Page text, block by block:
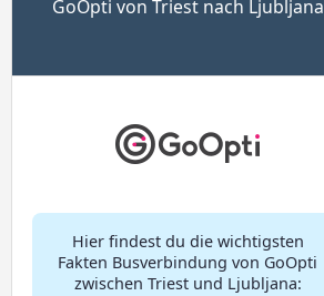
GoOpti von Triest nach Ljubljana
Hier findest du die wichtigsten
Fakten Busverbindung von GoOpti
zwischen Triest und Ljubljana: